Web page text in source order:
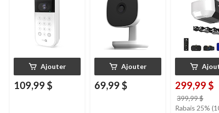
aux intempéries,
Ajouter
109,99 $
aux intempéries
Ajouter
69,99 $ 299,99 $
399,99 $
était
Rabais 25%